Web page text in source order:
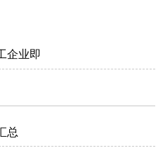
企业即
总